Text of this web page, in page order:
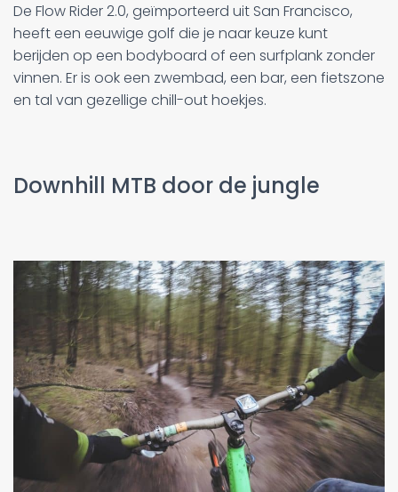
De Flow Rider 2.0, geïmporteerd uit San Francisco,
heeft een eeuwige golf die je naar keuze kunt
berijden op een bodyboard of een surfplank zonder
vinnen. Er is ook een zwembad, een bar, een fietszone
en tal van gezellige chill-out hoekjes.
Downhill MTB door de jungle